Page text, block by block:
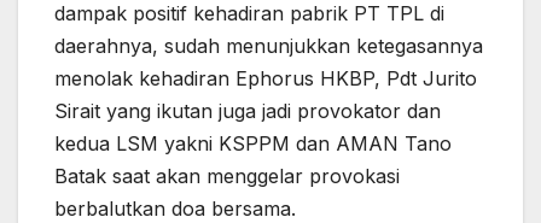
dampak positif kehadiran pabrik PT TPL di
daerahnya, sudah menunjukkan ketegasannya
menolak kehadiran Ephorus HKBP, Pdt Jurito
Sirait yang ikutan juga jadi provokator dan
kedua LSM yakni KSPPM dan AMAN Tano
Batak saat akan menggelar provokasi
berbalutkan doa bersama.